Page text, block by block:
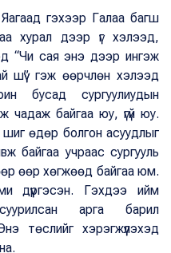
гэхээр Галаа багш
хурал дээр үг хэлээд,
“Чи сая энэ дээр ингэж
шүү” гэж өөрчлөн хэлээд
бусад сургуулиудын
чадаж байгаа юу, үгүй юу.
өдөр болгон асуудлыг
байгаа учраас сургууль
өөр хөгжөөд байгаа юм.
дүүргэсэн. Гэхдээ ийм
арга барил
төслийг хэрэгжүүлэхэд